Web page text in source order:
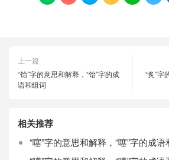
上一篇
“饴”字的意思和解释，“饴”字的成
语和组词
“炙”字
相关推荐
“噻”字的意思和解释，“噻”字的成语